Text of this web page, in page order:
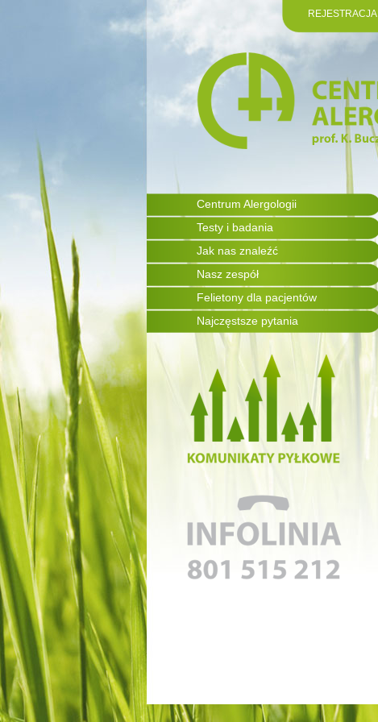
REJESTRACJA
Centrum Alergologii
Testy i badania
Jak nas znaleźć
Nasz zespół
Felietony dla pacjentów
Najczęstsze pytania